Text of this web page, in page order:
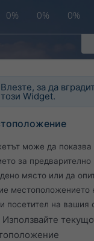
Влезте, за да
този Widget.
може да показва
за предварително
място или да
местоположението
посетител на вашия
Използвайте